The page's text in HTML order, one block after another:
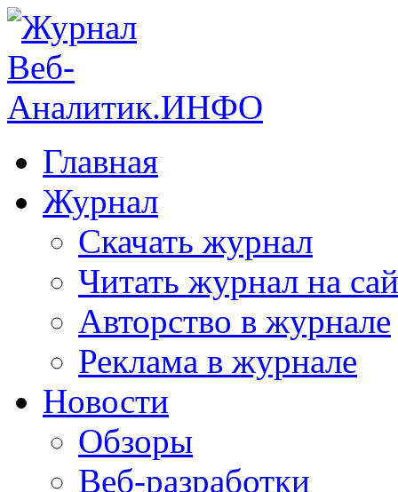
Главная
Журнал
Скачать журнал
Читать журнал на
Авторство в журнале
Реклама в журнале
Новости
Обзоры
Веб-разработки